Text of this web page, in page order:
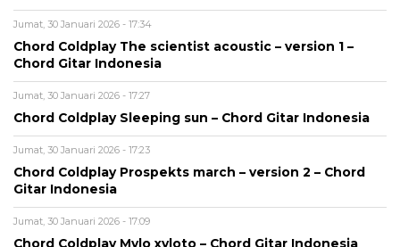
Jumat, 30 Januari 2026 - 17:34
Chord Coldplay The scientist acoustic – version 1 –
Chord Gitar Indonesia
Jumat, 30 Januari 2026 - 17:27
Chord Coldplay Sleeping sun – Chord Gitar Indonesia
Jumat, 30 Januari 2026 - 17:23
Chord Coldplay Prospekts march – version 2 – Chord
Gitar Indonesia
Jumat, 30 Januari 2026 - 17:09
Chord Coldplay Mylo xyloto – Chord Gitar Indonesia